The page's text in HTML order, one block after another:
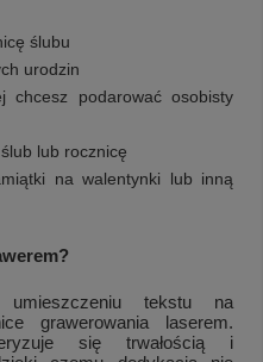
ślubu
urodzin
chcesz podarować osobisty
lub rocznicę
na walentynki lub inną
tekstu na
grawerowania laserem.
się trwałością i